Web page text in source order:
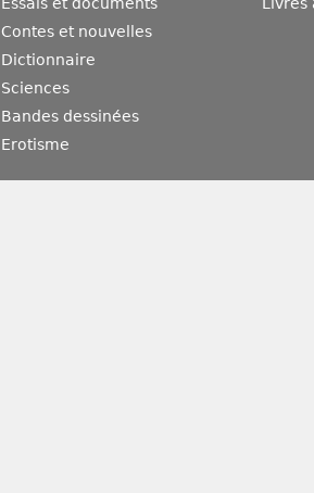
Essais et documents
Contes et nouvelles
Dictionnaire
Sciences
Bandes dessinées
Erotisme
Livres